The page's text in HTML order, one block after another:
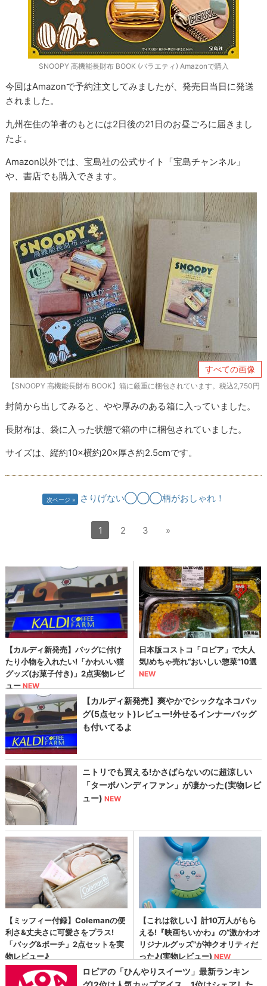
SNOOPY 高機能長財布 BOOK (バラエティ) Amazonで購入
今回はAmazonで予約注文してみましたが、発売日当日に発送
されました。
九州在住の筆者のもとには2日後の21日のお昼ごろに届きまし
たよ。
Amazon以外では、宝島社の公式サイト「宝島チャンネル」
や、書店でも購入できます。
すべての画像
【SNOOPY 高機能長財布 BOOK】箱に厳重に梱包されています。税込2,750円
封筒から出してみると、やや厚みのある箱に入っていました。
長財布は、袋に入った状態で箱の中に梱包されていました。
サイズは、縦約10×横約20×厚さ約2.5cmです。
次ページ さりげない◯◯◯柄がおしゃれ！
1 2 3 »